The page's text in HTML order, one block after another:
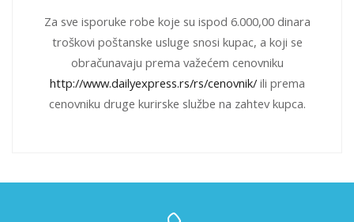
Za sve isporuke robe koje su ispod 6.000,00 dinara
troškovi poštanske usluge snosi kupac, a koji se
obračunavaju prema važećem cenovniku
http://www.dailyexpress.rs/rs/cenovnik/ili prema
cenovniku druge kurirske službe na zahtev kupca.